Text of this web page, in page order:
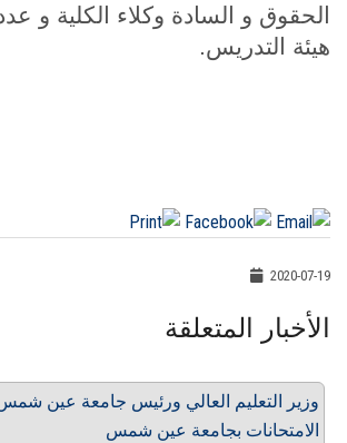
الحقوق و السادة وكلاء الكلية و
هيئة التدريس.
2020-07-19
الأخبار المتعلقة
وزير التعليم العالي ورئيس جامعة عين
الامتحانات بجامعة عين شمس